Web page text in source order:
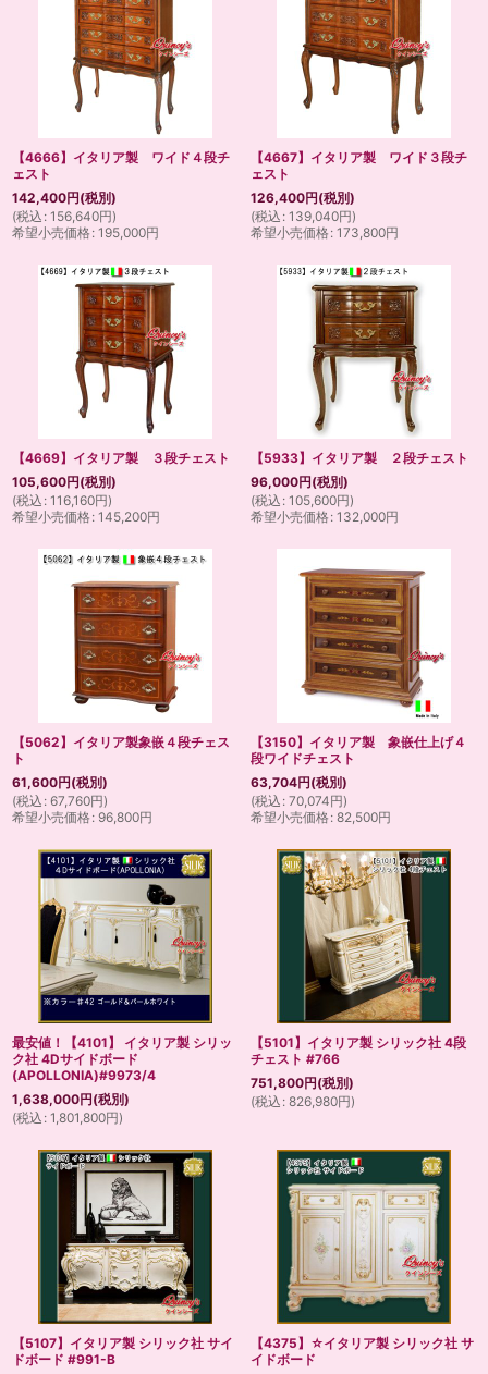
【4666】イタリア製 ワイド４段チ
ェスト
142,400円(税別)
(税込 : 156,640円)
希望小売価格: 195,000円
【4667】イタリア製 ワイド３段チ
ェスト
126,400円(税別)
(税込 : 139,040円)
希望小売価格: 173,800円
【4669】イタリア製 ３段チェスト
105,600円(税別)
(税込 : 116,160円)
希望小売価格: 145,200円
【5933】イタリア製 ２段チェスト
96,000円(税別)
(税込 : 105,600円)
希望小売価格: 132,000円
【5062】イタリア製象嵌４段チェス
ト
61,600円(税別)
(税込 : 67,760円)
希望小売価格: 96,800円
【3150】イタリア製 象嵌仕上げ４
段ワイドチェスト
63,704円(税別)
(税込 : 70,074円)
希望小売価格: 82,500円
最安値！【4101】 イタリア製 シリッ
ク社 4Dサイドボード
(APOLLONIA)#9973/4
1,638,000円(税別)
(税込 : 1,801,800円)
【5101】イタリア製 シリック社 4段
チェスト #766
751,800円(税別)
(税込 : 826,980円)
【5107】イタリア製 シリック社 サイ
ドボード #991-B
【4375】☆イタリア製 シリック社 サ
イドボード